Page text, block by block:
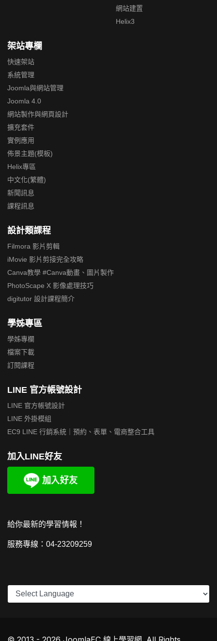
網站建置
Helix3
架站專欄
快速架站
系統管理
Joomla與網站管理
Joomla 4.0
網站製作與網頁設計
擴充套件
實例應用
佈景主題(模板)
Helix專區
中文化(繁體)
新聞訊息
課程訊息
設計類課程
Filmora 影片剪輯
iMovie 影片剪接完全攻略
Canva教學 #Canva動畫、圖片製作
PhotoScape X 影像處理技巧
digitutor 設計課程簡介
學姊專區
學姊專欄
檔案下載
訂閱課程
LINE 官方帳號設計
LINE 官方帳號設計
LINE 外掛模組
EC9 LINE 行銷系統｜預約、表單、電商整合工具
加入LINE好友
給你最新的學習情報！
服務專線：04-23209259